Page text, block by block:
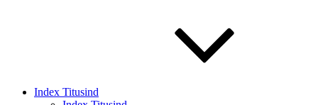
Index Titusind